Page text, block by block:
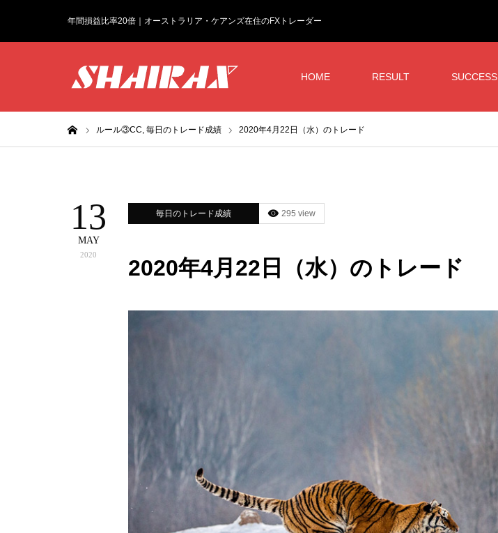
年間損益比率20倍｜オーストラリア・ケアンズ在住のFXトレーダー
HOME RESULT SUCCESS
ルール③CC, 毎日のトレード成績 2020年4月22日（水）のトレード
13
MAY
2020
毎日のトレード成績 295 view
2020年4月22日（水）のトレード